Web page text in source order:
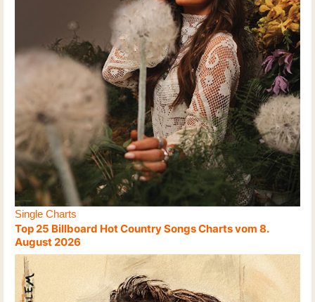
Single Charts
Top 25 Billboard Hot Country Songs Charts vom 8.
August 2026